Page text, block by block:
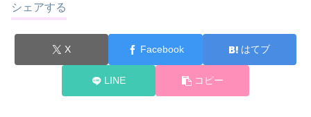
シェアする
X Facebook はてブ
LINE コピー